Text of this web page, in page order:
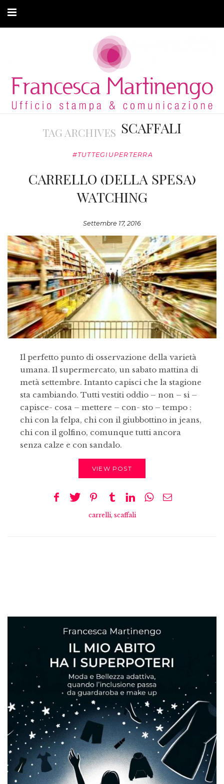
ARTICOLI
MODA ADATTIVA
CONTATTITAG ARCHIVES SCAFFALI
#TUTTEGIUPERTERRA
CARRELLO (DELLA SPESA)
WATCHING
Settembre 17, 2016
Il perfetto punto di osservazione della varietà
umana. Il supermercato, un sabato mattina di
metà settembre. Intanto capisci che la stagione
sta cambiando. Tutti vestiti oddio – non – si –
capisce- cosa – mettere – con- sto – tempo :
chi con la felpa, chi con il giubbottino in jeans,
chi con il golfino, comunque tutti ancora
senza calze e con sandalo.
VIEW POST
carrelli, scaffali